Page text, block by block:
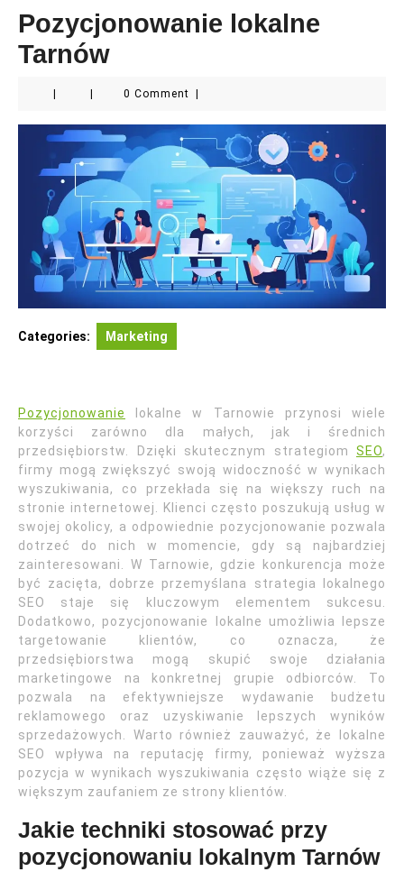
Pozycjonowanie lokalne
Tarnów
0 Comment
Categories: Marketing
Pozycjonowanie
lokalne w Tarnowie przynosi wiele
korzyści zarówno dla małych, jak i średnich
przedsiębiorstw. Dzięki skutecznym strategiom SEO,
firmy mogą zwiększyć swoją widoczność w wynikach
wyszukiwania, co przekłada się na większy ruch na
stronie internetowej. Klienci często poszukują usług w
swojej okolicy, a odpowiednie pozycjonowanie pozwala
dotrzeć do nich w momencie, gdy są najbardziej
zainteresowani. W Tarnowie, gdzie konkurencja może
być zacięta, dobrze przemyślana strategia lokalnego
SEO staje się kluczowym elementem sukcesu.
Dodatkowo, pozycjonowanie lokalne umożliwia lepsze
targetowanie klientów, co oznacza, że
przedsiębiorstwa mogą skupić swoje działania
marketingowe na konkretnej grupie odbiorców. To
pozwala na efektywniejsze wydawanie budżetu
reklamowego oraz uzyskiwanie lepszych wyników
sprzedażowych. Warto również zauważyć, że lokalne
SEO wpływa na reputację firmy, ponieważ wyższa
pozycja w wynikach wyszukiwania często wiąże się z
większym zaufaniem ze strony klientów.
Jakie techniki stosować przy
pozycjonowaniu lokalnym Tarnów